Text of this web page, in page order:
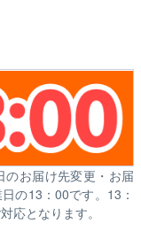
のお届け先変更・お届
の13：00です。13：
応となります。